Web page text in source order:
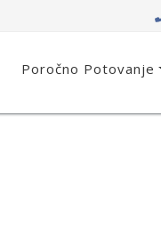
Poročno Potovanje